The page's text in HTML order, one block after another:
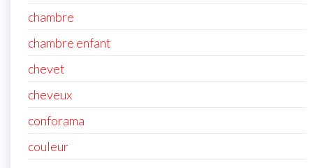
chambre
chambre enfant
chevet
cheveux
conforama
couleur